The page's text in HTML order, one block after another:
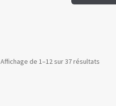
Affichage de 1–12 sur 37 résultats